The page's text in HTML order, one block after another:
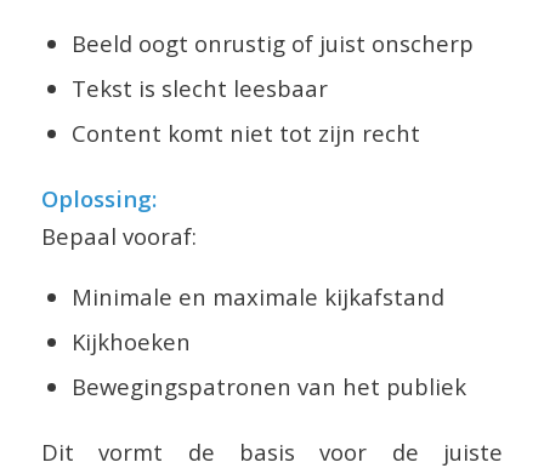
Beeld oogt onrustig of juist onscherp
Tekst is slecht leesbaar
Content komt niet tot zijn recht
Oplossing:
Bepaal vooraf:
Minimale en maximale kijkafstand
Kijkhoeken
Bewegingspatronen van het publiek
Dit vormt de basis voor de juiste